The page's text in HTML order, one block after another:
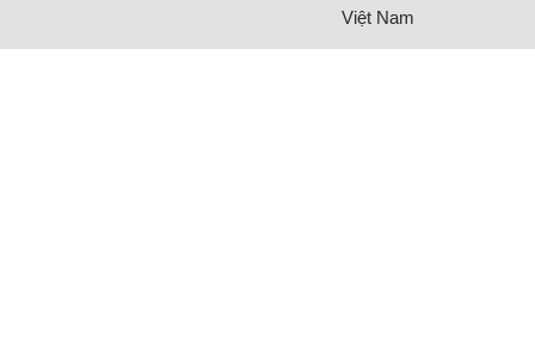
Việt Nam